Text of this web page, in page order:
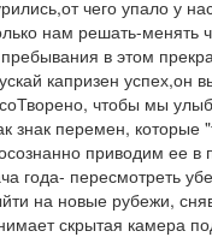
чего упало у
нам решать-менять
в этом
капризен
чтобы мы
знак перемен, которые
приводим ее в
года- пересмотреть
на новые рубежи,
скрытая камера